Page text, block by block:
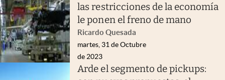
las restricciones de la economía
le ponen el freno de mano
Ricardo Quesada
martes, 31 de Octubre
de 2023
Arde el segmento de pickups: